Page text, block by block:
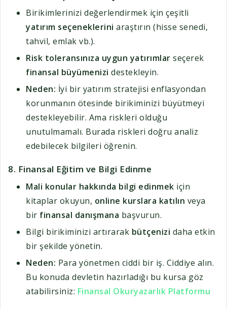
Birikimlerinizi değerlendirmek için çeşitli
yatırım seçeneklerini araştırın (hisse senedi,
tahvil, emlak vb.).
Risk toleransınıza uygun yatırımlar seçerek
finansal büyümenizi destekleyin.
Neden: İyi bir yatırım stratejisi enflasyondan
korunmanın ötesinde birikiminizi büyütmeyi
destekleyebilir. Ama riskleri olduğu
unutulmamalı. Burada riskleri doğru analiz
edebilecek bilgileri öğrenin.
8. Finansal Eğitim ve Bilgi Edinme
Mali konular hakkında bilgi edinmek için
kitaplar okuyun, online kurslara katılın veya
bir finansal danışmana başvurun.
Bilgi birikiminizi artırarak bütçenizi daha etkin
bir şekilde yönetin.
Neden: Para yönetmen ciddi bir iş. Ciddiye alın.
Bu konuda devletin hazırladığı bu kursa göz
atabilirsiniz: Finansal Okuryazarlık Platformu